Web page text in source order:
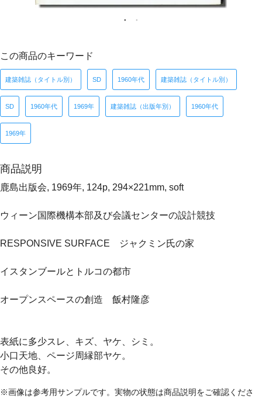
この商品のキーワード
建築雑誌（タイトル別） SD 1960年代 建築雑誌（タイトル別）
SD 1960年代 1969年 建築雑誌（出版年別） 1960年代
1969年
商品説明
鹿島出版会, 1969年, 124p, 294×221mm, soft
ウィーン国際機構本部及び会議センターの設計競技
RESPONSIVE SURFACE ジャクミン氏の家
イスタンブールとトルコの都市
オープンスペースの創造 飯村隆彦
表紙に多少スレ、キズ、ヤケ、シミ。
小口天地、ページ周縁部ヤケ。
その他良好。
※画像は参考用サンプルです。実物の状態は商品説明をご確認くださ